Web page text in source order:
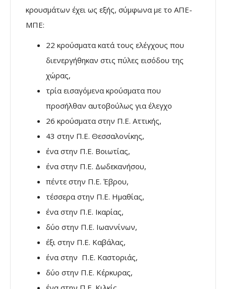
κρουσμάτων έχει ως εξής, σύμφωνα με το ΑΠΕ-
ΜΠΕ:
22 κρούσματα κατά τους ελέγχους που
διενεργήθηκαν στις πύλες εισόδου της
χώρας,
τρία εισαγόμενα κρούσματα που
προσήλθαν αυτοβούλως για έλεγχο
26 κρούσματα στην Π.Ε. Αττικής,
43 στην Π.Ε. Θεσσαλονίκης,
ένα στην Π.Ε. Βοιωτίας,
ένα στην Π.Ε. Δωδεκανήσου,
πέντε στην Π.Ε. Έβρου,
τέσσερα στην Π.Ε. Ημαθίας,
ένα στην Π.Ε. Ικαρίας,
δύο στην Π.Ε. Ιωαννίνων,
έξι στην Π.Ε. Καβάλας,
ένα στην Π.Ε. Καστοριάς,
δύο στην Π.Ε. Κέρκυρας,